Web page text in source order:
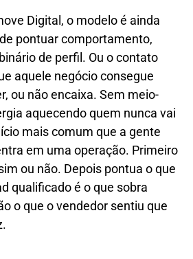
Digital, o modelo é ainda
pontuar comportamento,
de perfil. Ou o contato
aquele negócio consegue
ou não encaixa. Sem meio-
aquecendo quem nunca vai
mais comum que a gente
em uma operação. Primeiro
ou não. Depois pontua o que
qualificado é o que sobra
o que o vendedor sentiu que